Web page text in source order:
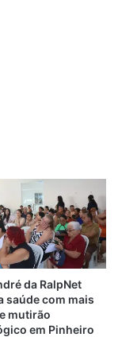
para
difamar e,
possamos
E a essas
projeto
continuar. O
Foguete não
da RalpNet
saúde com mais
mutirão
em Pinheiro